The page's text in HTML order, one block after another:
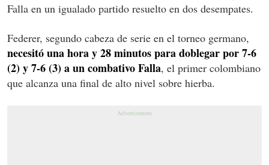
Falla en un igualado partido resuelto en dos desempates.
Federer, segundo cabeza de serie en el torneo germano,
necesitó una hora y 28 minutos para doblegar por 7-6
(2) y 7-6 (3) a un combativo Falla, el primer colombiano
que alcanza una final de alto nivel sobre hierba.